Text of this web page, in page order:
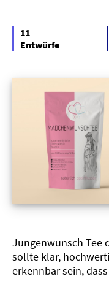
11
Entwürfe
Jungenwunsch Tee
sollte klar,
erkennbar sein,